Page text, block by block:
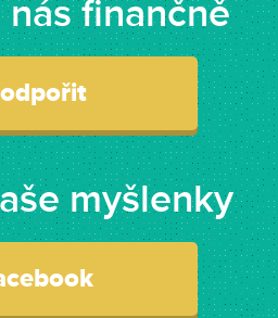
finančně
myšlenky